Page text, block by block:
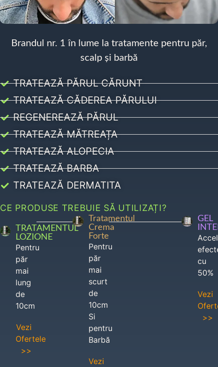
Brandul nr. 1 în lume la tratamente pentru păr,
scalp și barbă
TRATEAZĂ PĂRUL CĂRUNT
TRATEAZĂ CĂDEREA PĂRULUI
REGENEREAZĂ PĂRUL
TRATEAZĂ MĂTREAȚA
TRATEAZĂ ALOPECIA
TRATEAZĂ BARBA
TRATEAZĂ DERMATITA
CE PRODUSE TREBUIE SĂ UTILIZAȚI?
TRATAMENTUL
LOZIONE
Pentru
păr
mai
lung
de
10cm
Vezi
Ofertele
>>
Tratamentul
Crema
Forte
Pentru
păr
mai
scurt
de
10cm
Si
pentru
Barbă
Vezi
GEL
cu
50%
Vezi
>>